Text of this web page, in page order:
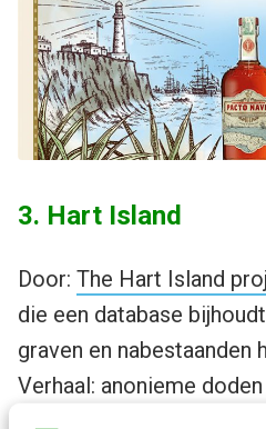
3. Hart Island
Door: The Hart Island
die een database
graven en
Verhaal: anonieme
New York liggen